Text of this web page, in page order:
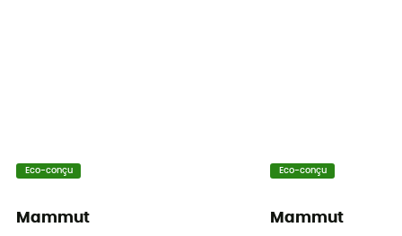
Eco-conçu
Mammut
Eco-conçu
Mammut